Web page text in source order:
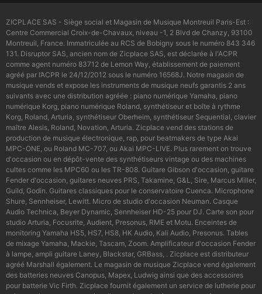
ZICPLACE SAS - Siège social et Magasin de Musique Montreuil Paris-Est :
Centre Commercial Croix-de-Chavaux, niveau -1, 2 Blvd de Chanzy, 93100
Montreuil, France. Immatriculée au RCS de Bobigny sous le numéro 843 346
131. Disruptor SAS, ancien nom de Zicplace SAS, est déclarée à l'ACPR
comme agent numéro 83712 de Lemon Way, établissement de paiement
agréé par l’ACPR le 24/12/2012 sous le numéro 16568J. Notre magasin de
musique vends et expose les instruments de musique neufs garantis 2 ans
suivants avec une distribution agréée : piano numérique Yamaha, piano
numérique Korg, piano numérique Roland, synthétiseur et boîte à rythme
Korg, Roland, Arturia, synthétiseur Oberheim, synthétiseur Sequential, clavier
maître Alesis, Roland, Novation, Arturia. Zicplace vend des stations de
production de musique électronique, rap, pour beatmakers de type Akai
MPC-ONE, ou Roland MC-707, ou Akai MPC-LIVE. Plus rarement on trouve
d'occasion ou en dépôt-vente des synthétiseurs vintage ou des machines
cultes comme les MPC60 ou les TR-808. Guitare Gibson d'occasion, guitare
Fender d'occasion, guitares neuves PRS, Takamine, G&L, Sire, Marcus Miller,
Guild, Godin. Guitares classiques pour le conservatoire Cuenca. Microphone
Shure, Sennheiser, Lewitt. Micro de studio d'occasion Neuman. Casque
Audio Technica, Beyer Dynamic, Sennheiser HD-25 pour DJ. Carte son pour
studio Arturia, Focusrite, Audient, Presonus, RME et Motu. Enceintes de
monitoring Yamaha HS5, HS7, HS8, HK Audio, Kali Audio, Presonus. Tables
de mixage Yamaha, Mackie, Tascam, Zoom. Amplificateur d'occasion Fender
à lampe, ampli guitare Laney, Blackstar, GRBass, . Zicplace est distributeur
agréé Marshall également. Le magasin de musique Zicplace vend également
des batteries neuves Canopus, Mapex, Ludwig ainsi que des accessoires
pour batterie Vic Firth. Zicplace fournit également un service de lutherie pour